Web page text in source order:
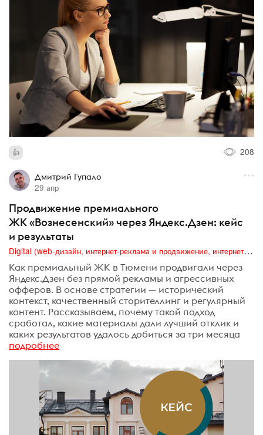
208
Дмитрий Гупало
29 апр
Продвижение премиального
ЖК «Вознесенский» через Яндекс.Дзен: кейс
и результаты
Digital (web-дизайн, интернет-реклама и продвижение, интернет-сообщества и блоги, интернет-коммуникации, мобильный маркетинг, реклама на цифровых экранах)
Как премиальный ЖК в Тюмени продвигали через
Яндекс.Дзен без прямой рекламы и агрессивных
офферов. В основе стратегии — исторический
контекст, качественный сторителлинг и регулярный
контент. Рассказываем, почему такой подход
сработал, какие материалы дали лучший отклик и
каких результатов удалось добиться за три месяца
подробнее